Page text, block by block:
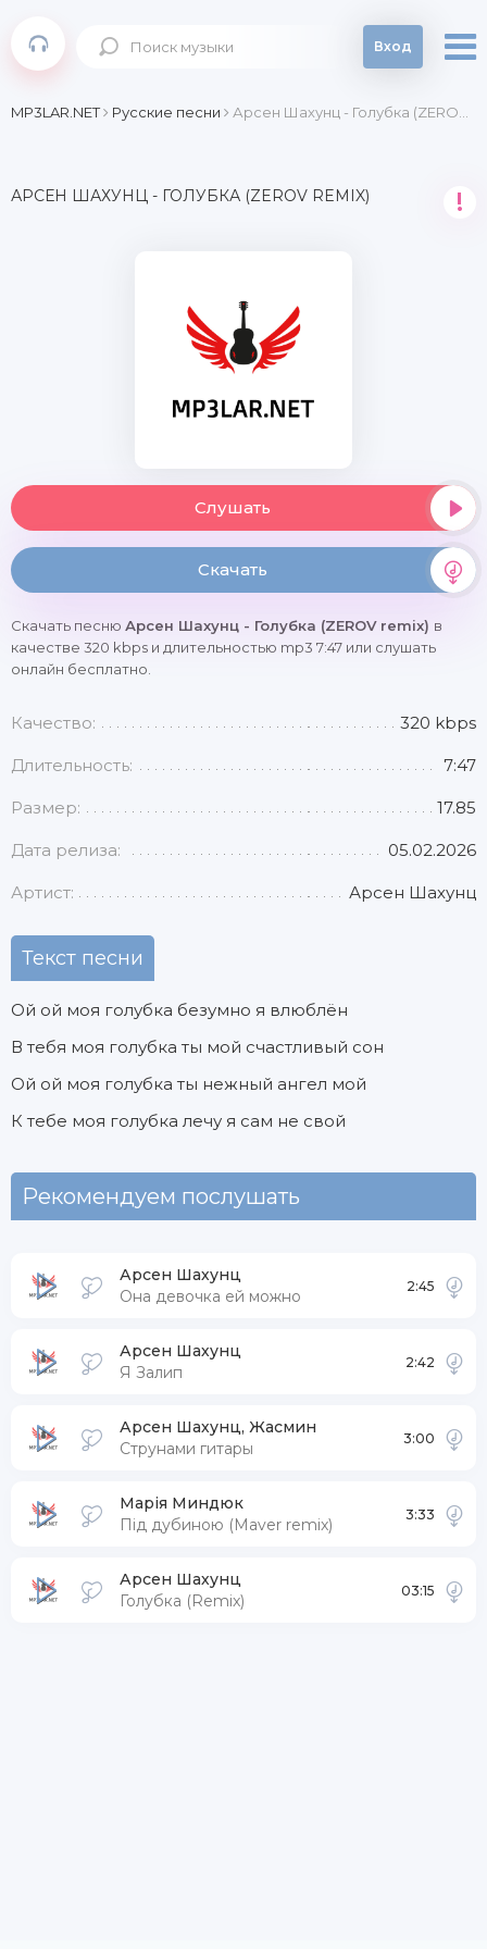
Вход
MP3LAR.NET Русские песни Арсен Шахунц - Голубка (ZEROV remix)
АРСЕН ШАХУНЦ - ГОЛУБКА (ZEROV REMIX) !
Слушать
Скачать
Скачать песню Арсен Шахунц - Голубка (ZEROV remix) в
качестве 320 kbps и длительностью mp3 7:47 или слушать
онлайн бесплатно.
Качество: 320 kbps
Длительность: 7:47
Размер: 17.85
Дата релиза: 05.02.2026
Артист: Арсен Шахунц
Текст песни
Ой ой моя голубка безумно я влюблён
В тебя моя голубка ты мой счастливый сон
Ой ой моя голубка ты нежный ангел мой
К тебе моя голубка лечу я сам не свой
Рекомендуем послушать
Арсен Шахунц
Она девочка ей можно
2:45
Арсен Шахунц
Я Залип
2:42
Арсен Шахунц, Жасмин
Струнами гитары
3:00
Марія Миндюк
Під дубиною (Maver remix)
3:33
Арсен Шахунц
Голубка (Remix)
03:15